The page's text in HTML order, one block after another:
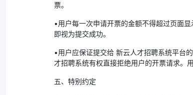
票。
•用户每一次申请开票的金额不得超过页面
即视为提交成功。
•用户应保证提交给 新云人才招聘系统平台
才招聘系统有权直接拒绝用户的开票请求。
五、特别约定